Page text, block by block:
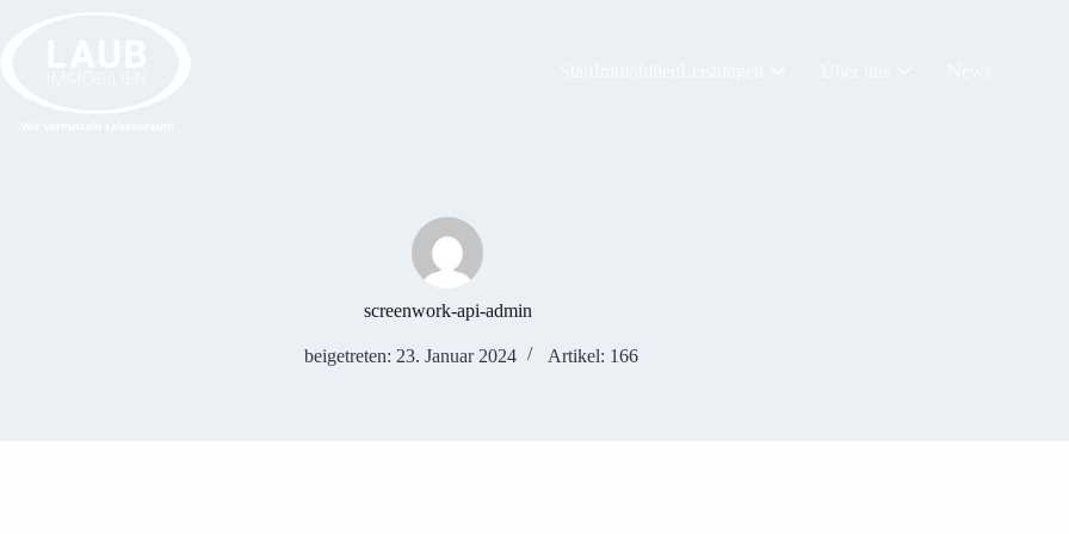
screenwork-api-admin
beigetreten: 23. Januar 2024 Artikel: 166